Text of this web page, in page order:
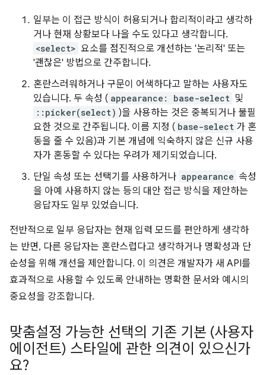
일부는 이 접근 방식이 허용되거나 합리적이라고 생각하
거나 현재 상황보다 나을 수도 있다고 생각합니다.
<select> 요소를 점진적으로 개선하는 '논리적' 또는
'괜찮은' 방법으로 간주합니다.
혼란스러워하거나 구문이 어색하다고 말하는 사용자도
있습니다. 두 속성 ( appearance: base-select 및
::picker(select) )을 사용하는 것은 중복되거나 불필
요한 것으로 간주됩니다. 이름 지정 ( base-select 가 혼
동을 줄 수 있음)과 기본 개념에 익숙하지 않은 신규 사용
자가 혼동할 수 있다는 우려가 제기되었습니다.
단일 속성 또는 선택기를 사용하거나 appearance 속성
을 아예 사용하지 않는 등의 대안 접근 방식을 제안하는
응답자도 일부 있었습니다.
전반적으로 일부 응답자는 현재 입력 모드를 편안하게 생각하
는 반면, 다른 응답자는 혼란스럽다고 생각하거나 명확성과 단
순성을 위해 개선을 제안합니다. 이 의견은 개발자가 새 API를
효과적으로 사용할 수 있도록 안내하는 명확한 문서와 예시의
중요성을 강조합니다.
맞춤설정 가능한 선택의 기존 기본 (사용자
에이전트) 스타일에 관한 의견이 있으신가
요?